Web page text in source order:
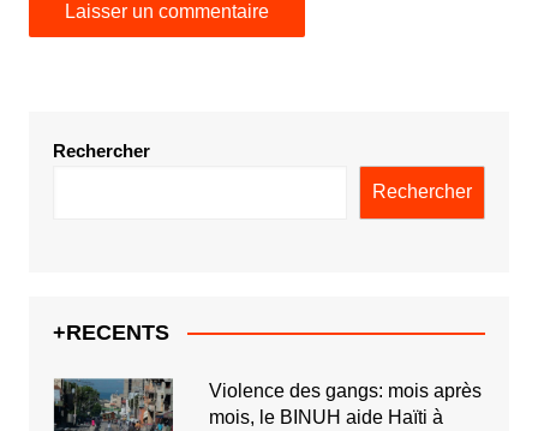
Rechercher
Rechercher
+RECENTS
Violence des gangs: mois après
mois, le BINUH aide Haïti à